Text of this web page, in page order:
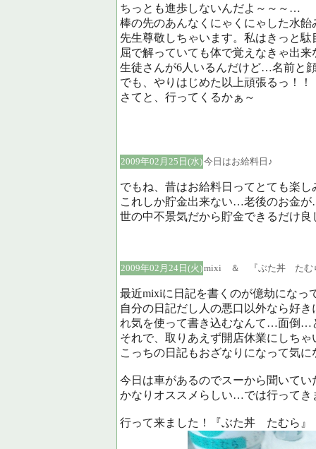
ちっとも進歩しないんだよ～～～…
棒の先のあんなくにゃくにゃした水
先生尊敬しちゃいます。私はきっと
屈で解っていても体で覚えなきゃ出
生徒さんが6人いるんだけど…名前と
でも、やりはじめた以上頑張るっ！！
さてと、行ってくるかぁ～
2009年02月25日(水)今日はお給料日♪
でもね、昔はお給料日ってとても楽
これしか貯金出来ない…老後のお金
世の中不景気だから貯金できるだけ
2009年02月24日(火)mixi ＆ 『ぶた丼 たむ
最近mixiに日記を書くのが億劫になっ
自分の日記だし人の悪口以外なら好
れ気を使って書き込むなんて…面倒…
それで、取りあえず開店休業にしちゃ
こっちの日記もおざなりになって気
今日は車があるのでスーから聞いて
かなりオススメらしい…では行ってき
行って来ました！『ぶた丼 たむら』